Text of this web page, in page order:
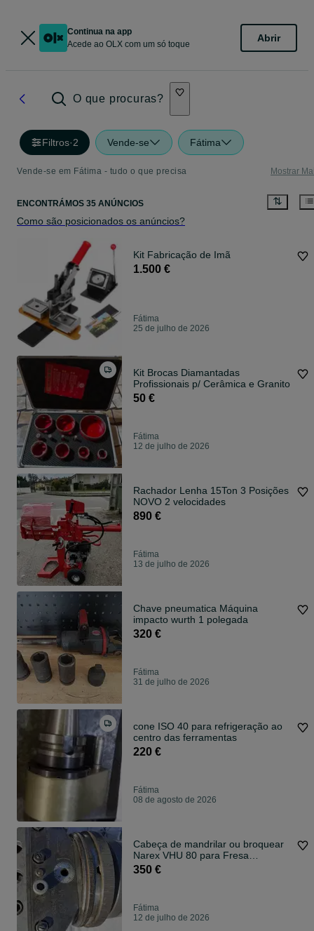
Continua na app
Acede ao OLX com um só toque
Abrir
O que procuras?
Filtros·2 Vende-se Fátima
Vende-se em Fátima - tudo o que precisa Mostrar
ENCONTRÁMOS 35 ANÚNCIOS
Como são posicionados os anúncios?
Kit Fabricação de Imã
1.500 €
Fátima
25 de julho de 2026
Kit Brocas Diamantadas
Profissionais p/ Cerâmica e Granito
50 €
Fátima
12 de julho de 2026
Rachador Lenha 15Ton 3 Posições
NOVO 2 velocidades
890 €
Fátima
13 de julho de 2026
Chave pneumatica Máquina
impacto wurth 1 polegada
320 €
Fátima
31 de julho de 2026
cone ISO 40 para refrigeração ao
centro das ferramentas
220 €
Fátima
08 de agosto de 2026
Cabeça de mandrilar ou broquear
Narex VHU 80 para Fresa
/mandriladora
350 €
Fátima
12 de julho de 2026